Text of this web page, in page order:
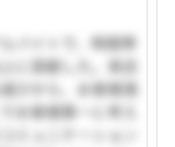
バイトで、時間帯
に貢献した。来店
少から、お客様満
お客様第一に考え
ミュニケーション